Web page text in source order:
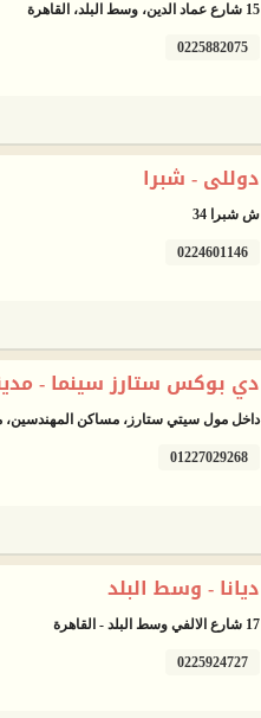
15 شارع عماد الدين، وسط البلد، القاهرة
0225882075
دوللى - شبرا
ش شبرا 34
0224601146
دي بوكس ستارز سينما -
داخل مول سيتي ستارز، مساكن المهندسين،
01227029268
ديانا - وسط البلد
17 شارع الالفي وسط البلد - القاهرة
0225924727